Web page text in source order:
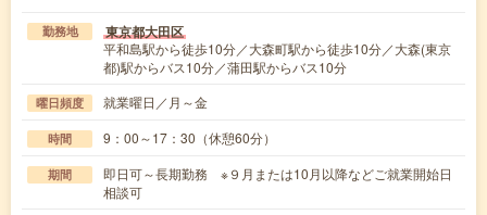
勤務地 東京都大田区
平和島駅から徒歩10分／大森町駅から徒歩10分／大森(東京
都)駅からバス10分／蒲田駅からバス10分
曜日頻度 就業曜日／月～金
時間 9：00～17：30（休憩60分）
期間
即日可～長期勤務 ※９月または10月以降などご就業開始日
相談可